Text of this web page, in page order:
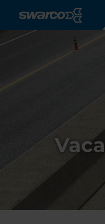
Overslaan en naar de